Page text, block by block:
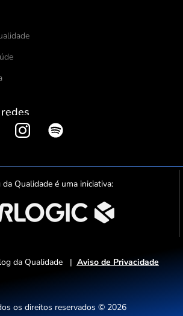
S
o
t
i
f
y
da Qualidade é uma iniciativa:
da Qualidade | Aviso de Privacidade
os direitos reservados © 2026